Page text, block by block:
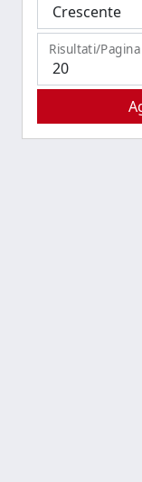
Risultati/Pagina